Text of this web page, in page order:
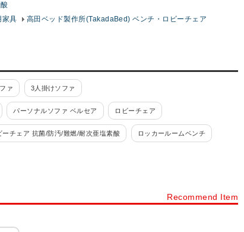
家具 高田ベッド製作所(TakadaBed) ベンチ・ロビーチェア
ァ 3人掛けソファ
パーソナルソファ ベルセア ロビーチェア
ーチェア 抗菌/防汚/難燃/耐次亜塩素酸 ロッカールームベンチ
Recommend Item